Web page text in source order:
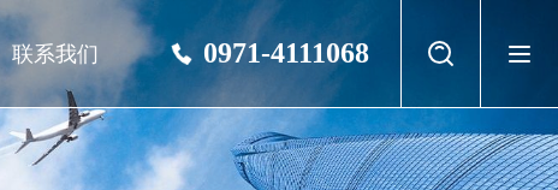
联系我们 0971-4111068